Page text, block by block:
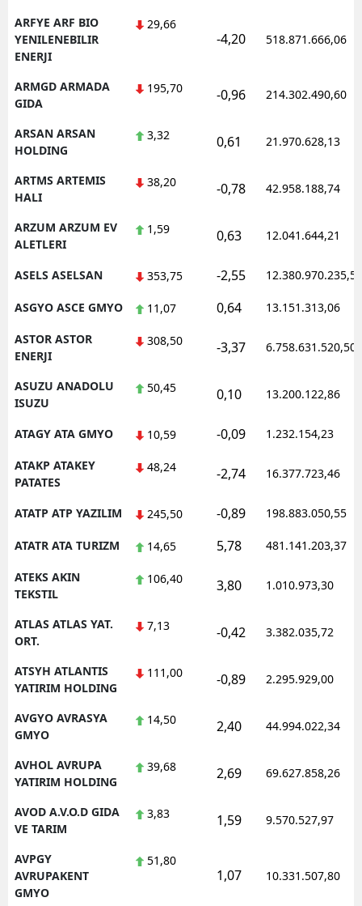
ARFYE ARF BIO
YENILENEBILIR
ENERJI
29,66
-4,20 518.871.666,06
ARMGD ARMADA
GIDA
195,70 -0,96 214.302.490,60
ARSAN ARSAN
HOLDING
3,32 0,61 21.970.628,13
ARTMS ARTEMIS
HALI
38,20 -0,78 42.958.188,74
ARZUM ARZUM EV
ALETLERI
1,59 0,63 12.041.644,21
ASELS ASELSAN 353,75 -2,55 12.380.970.235,50
ASGYO ASCE GMYO 11,07 0,64 13.151.313,06
ASTOR ASTOR
ENERJI
308,50 -3,37 6.758.631.520,50
ASUZU ANADOLU
ISUZU
50,45 0,10 13.200.122,86
ATAGY ATA GMYO 10,59 -0,09 1.232.154,23
ATAKP ATAKEY
PATATES
48,24 -2,74 16.377.723,46
ATATP ATP YAZILIM 245,50 -0,89 198.883.050,55
ATATR ATA TURIZM 14,65 5,78 481.141.203,37
ATEKS AKIN
TEKSTIL
106,40 3,80 1.010.973,30
ATLAS ATLAS YAT.
ORT.
7,13 -0,42 3.382.035,72
ATSYH ATLANTIS
YATIRIM HOLDING
111,00 -0,89 2.295.929,00
AVGYO AVRASYA
GMYO
14,50 2,40 44.994.022,34
AVHOL AVRUPA
YATIRIM HOLDING
39,68 2,69 69.627.858,26
AVOD A.V.O.D GIDA
VE TARIM
3,83 1,59 9.570.527,97
AVPGY
AVRUPAKENT
GMYO
51,80
1,07 10.331.507,80